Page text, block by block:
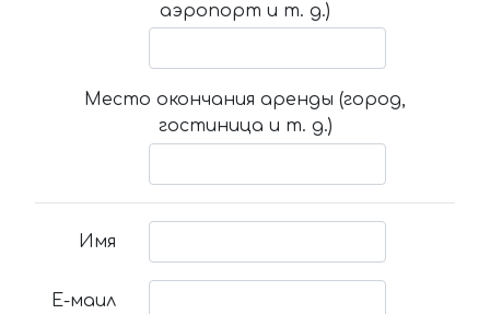
аэропорт и т. д.)
Место окончания аренды (город,
гостиница и т. д.)
Имя
Е-маил